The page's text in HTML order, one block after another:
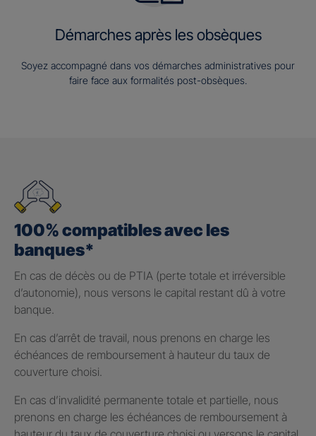
Démarches après les obsèques
Soyez accompagné dans vos démarches administratives pour
faire face aux formalités post-obsèques.
100% compatibles avec les
banques*
En cas de décès ou de PTIA (perte totale et irréversible
d’autonomie), nous versons le capital restant dû à votre
banque.
En cas d’arrêt de travail, nous prenons en charge les
échéances de remboursement à hauteur du taux de
couverture choisi.
En cas d’invalidité permanente totale et partielle, nous
prenons en charge les échéances de remboursement à